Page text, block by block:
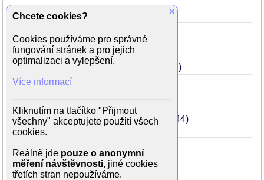
Zátah1985 55
Dynastie Nováků1982
52
(úředník MNV, ve 13. díle)
O zakleté princezně1979 (sluha)
Brácha za všechny peníze
Třicet případů majora Zemana1974
44
(mladý Brůna)
ve 26. díle Studna
Princ Bajaja1971 41 (Halama)
×
Chcete cookies?
Cookies používáme pro správné
fungování stránek a pro jejich
optimalizaci a vylepšení.
Více informací
Kliknutím na tlačítko "Přijmout
všechny" akceptujete použití všech
cookies.
Reálně jde pouze o anonymní
měření návštěvnosti, jiné cookies
třetích stran nepoužíváme.